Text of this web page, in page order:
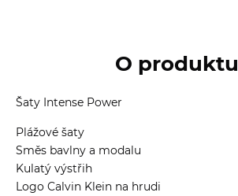
O produktu
Šaty Intense Power
Plážové šaty
Směs bavlny a modalu
Kulatý výstřih
Logo Calvin Klein na hrudi